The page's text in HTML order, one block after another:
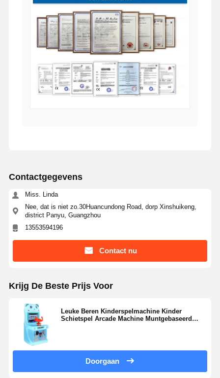
Contactgegevens
Miss. Linda
Nee, dat is niet zo.30Huancundong Road, dorp Xinshuikeng,
district Panyu, Guangzhou
13553594196
Contact nu
Krijg De Beste Prijs Voor
Leuke Beren Kinderspelmachine Kinder
Schietspel Arcade Machine Muntgebaseerd
Doorgaan